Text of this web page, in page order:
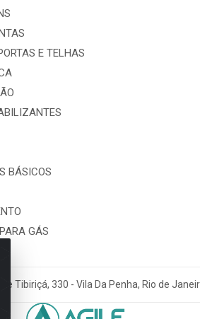
E TELHAS
BÁSICOS
GÁS
Tibiriçá, 330 - Vila Da Penha, Rio de